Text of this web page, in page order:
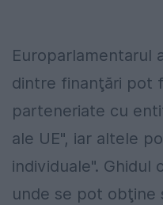
Europarlamentarul
dintre finanţări pot
parteneriate cu
ale UE", iar altele
individuale". Ghidul
unde se pot obţine